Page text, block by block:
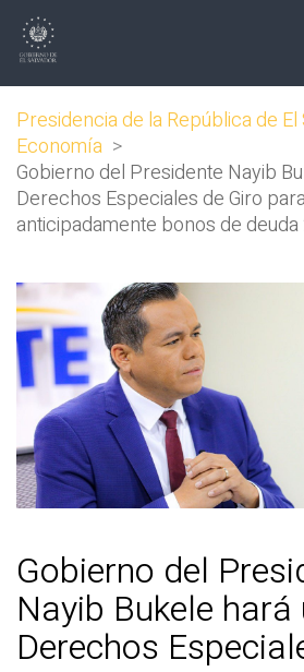
Presidencia de la República de
Economía >
Gobierno del Presidente Nayib
Derechos Especiales de Giro
anticipadamente bonos de
Gobierno del
Nayib Bukele
Derechos